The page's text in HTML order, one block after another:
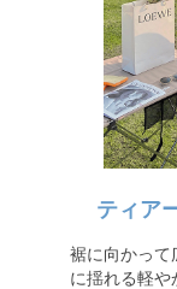
ティア
裾に向かって
に揺れる軽や